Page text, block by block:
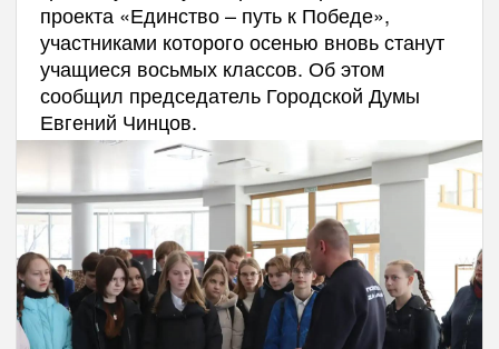
проекта «Единство – путь к Победе»,
участниками которого осенью вновь станут
учащиеся восьмых классов. Об этом
сообщил председатель Городской Думы
Евгений Чинцов.